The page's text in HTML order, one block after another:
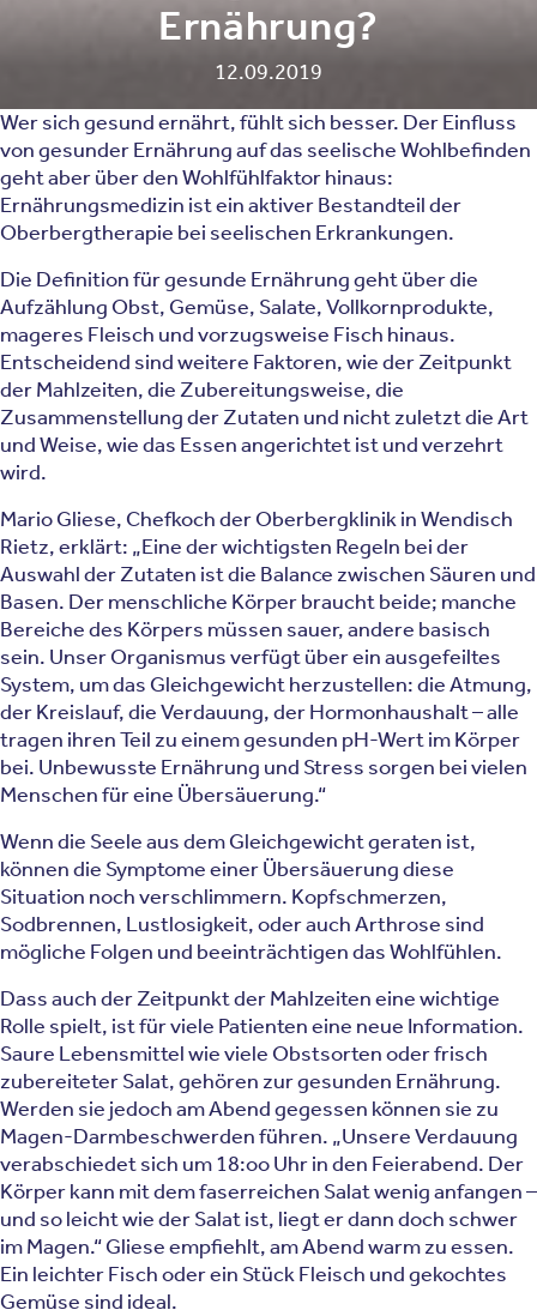
Ernährung?
12.09.2019
Wer sich gesund ernährt, fühlt sich besser. Der Einfluss
von gesunder Ernährung auf das seelische Wohlbefinden
geht aber über den Wohlfühlfaktor hinaus:
Ernährungsmedizin ist ein aktiver Bestandteil der
Oberbergtherapie bei seelischen Erkrankungen.
Die Definition für gesunde Ernährung geht über die
Aufzählung Obst, Gemüse, Salate, Vollkornprodukte,
mageres Fleisch und vorzugsweise Fisch hinaus.
Entscheidend sind weitere Faktoren, wie der Zeitpunkt
der Mahlzeiten, die Zubereitungsweise, die
Zusammenstellung der Zutaten und nicht zuletzt die Art
und Weise, wie das Essen angerichtet ist und verzehrt
wird.
Mario Gliese, Chefkoch der Oberbergklinik in Wendisch
Rietz, erklärt: „Eine der wichtigsten Regeln bei der
Auswahl der Zutaten ist die Balance zwischen Säuren und
Basen. Der menschliche Körper braucht beide; manche
Bereiche des Körpers müssen sauer, andere basisch
sein. Unser Organismus verfügt über ein ausgefeiltes
System, um das Gleichgewicht herzustellen: die Atmung,
der Kreislauf, die Verdauung, der Hormonhaushalt – alle
tragen ihren Teil zu einem gesunden pH-Wert im Körper
bei. Unbewusste Ernährung und Stress sorgen bei vielen
Menschen für eine Übersäuerung.“
Wenn die Seele aus dem Gleichgewicht geraten ist,
können die Symptome einer Übersäuerung diese
Situation noch verschlimmern. Kopfschmerzen,
Sodbrennen, Lustlosigkeit, oder auch Arthrose sind
mögliche Folgen und beeinträchtigen das Wohlfühlen.
Dass auch der Zeitpunkt der Mahlzeiten eine wichtige
Rolle spielt, ist für viele Patienten eine neue Information.
Saure Lebensmittel wie viele Obstsorten oder frisch
zubereiteter Salat, gehören zur gesunden Ernährung.
Werden sie jedoch am Abend gegessen können sie zu
Magen-Darmbeschwerden führen. „Unsere Verdauung
verabschiedet sich um 18:oo Uhr in den Feierabend. Der
Körper kann mit dem faserreichen Salat wenig anfangen –
und so leicht wie der Salat ist, liegt er dann doch schwer
im Magen.“ Gliese empfiehlt, am Abend warm zu essen.
Ein leichter Fisch oder ein Stück Fleisch und gekochtes
Gemüse sind ideal.